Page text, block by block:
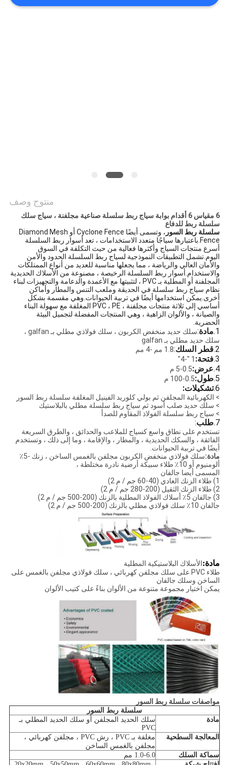
منتوج وصف
6 مقياس 6 أقدام بوابة سياج ربط سلسلة صناعية مجلفنة ، سياج سلك
سلسلة ربط للدفاع
سلسلة ربط السور
، وتسمى أيضًا Cyclone Fence أو Diamond Mesh
Fence.باعتبارها سياجًا متعدد الاستخدامات ، تعد أسوار ربط السلسلة
أسرع منتجات السياج وأكثرها فعالية من حيث التكلفة في السوق
اليوم.تشمل التطبيقات النموذجية لسياج ربط السلسلة الحدود والأمن
والأمان العالي والرياضة ، مما يجعلها مناسبة للعديد من أنواع الممتلكات
والاستخدام.أسوار ربط السلسلة الرخيصة ، مصنوعة من الأسلاك الحديدية
المجلفنة أو المطلية بـ PVC ، لتثبيتها مع الأعمدة والدعامة والتجهيزات لبناء
نظام سياج ربط سلسلة في الحديقة وملعب التنس والمطار وأماكن
أخرى.يمكن استخدامها أيضًا في تربية الحيوانات.وهي مقسمة بشكل
أساسي إلى ثلاثة منتجات مجلفنة ، PVC ، PE المغلفة مع سهولة البناء
والصيانة ، والألوان الزاهية ، وهي المنتجات المفضلة لتجميل البيئة
الحضرية.
1. مادة:
سلك حديد منخفض الكربون ، سلك فولاذي مطلي بـ galfan ،
سلك حديد مطلي بـ galfan
2.قطر السلك:1.8 مم -4 مم
3.فتحة: 1 "-4"
4. عرض:0.5-5 م
5. طول:0.5-100 م
6.تشكيلات:
> الكهربائية المجلفن ثم بولي كلوريد الفينيل المغلفة سلسلة ربط السور
> سلك حديد صلب أسود ثم سياج ربط سلسلة مطلي بالبلاستيك
> سياج ربط سلسلة الفولاذ المقاوم للصدأ
7. طلب:
تستخدم على نطاق واسع كسياج للملاعب والحدائق ، والطرق السريعة
الفائقة ، والسكك الحديدية ، والمطار ، والإقامة ، وما إلى ذلك ، وتستخدم
أيضًا في تربية الحيوانات.
مادة:
سلك فولاذي منخفض الكربون مجلفن بالغمس الساخن ، زنك -5٪
ألومنيوم أو 10٪ طلاء سبيكة أرضية نادرة مختلطة ،
المسمى أيضا جالفان
1) طلاء الزنك العادي (40-60 جم ​​/ م 2)
2) طلاء الزنك الثقيل (200-280 جم / م 2)
3) جالفان 5٪ أسلاك الفولاذ المطلية بالزنك (200-500 جم / م 2)
جالفان 10٪ سلك فولاذي مطلي بالزنك (200-500 جم / م 2)
مادة:الأسلاك البلاستيكية المطلية
طلاء PVC على سلك مجلفن كهربائي ، سلك فولاذي مجلفن بالغمس على
الساخن وسلك جالفان
يمكن اختيار مجموعة متنوعة من الألوان بناءً على كتيب الألوان
مواصفات سلسلة ربط السور
سلسلة ربط السور
مادة
سلك الحديد المجلفن أو سلك الحديد المطلي بـ
PVC
المعالجة السطحية
مغلفة بـ PVC ، رش PVC ، مجلفن كهربائي ،
مجلفن بالغمس الساخن
سماكة السلك
1.0-6.0 مم